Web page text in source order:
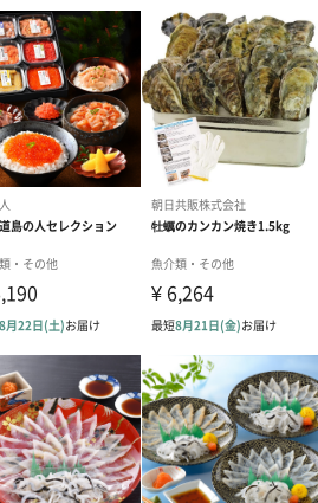
物質8品目：小麦・かに
甲羅盛５０ｇ×2、真ほっけ【羅臼産】×
【北海道産】３尾入×１、極宝珠漬５０g、
６０g、昆布〆塩蔵新巻鮭５０ｇ、昆布〆鱈
×各１